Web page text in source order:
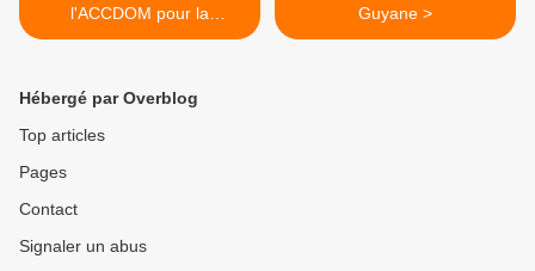
l'ACCDOM pour la
Guadeloupe
Guyane >
Hébergé par Overblog
Top articles
Pages
Contact
Signaler un abus